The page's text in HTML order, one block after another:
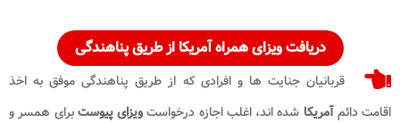
دریافت ویزای همراه آمریکا از طریق پناهندگی
قربانیان جنایت ها و افرادی که از طریق پناهندگی موفق به اخذ
اقامت دائمآمریکا شده اند، اغلب اجازه درخواستویزای پیوستبرای همسر و